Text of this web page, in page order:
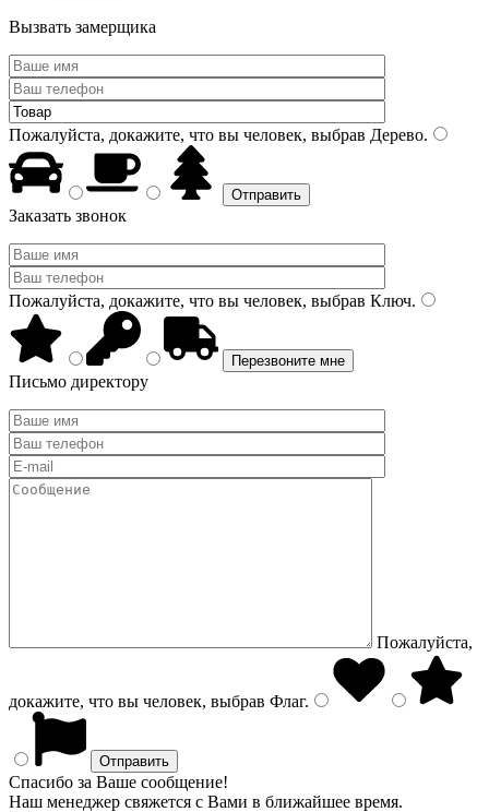
Вызвать замерщика
Пожалуйста, докажите, что вы человек, выбрав Дерево.
Заказать звонок
Пожалуйста, докажите, что вы человек, выбрав Ключ.
Письмо директору
Пожалуйста,
докажите, что вы человек, выбрав Флаг.
Спасибо за Ваше сообщение!
Наш менеджер свяжется с Вами в ближайшее время.